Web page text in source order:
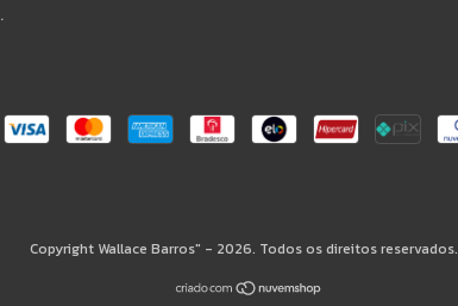
.
Copyright Wallace Barros" - 2026. Todos os direitos reservados.